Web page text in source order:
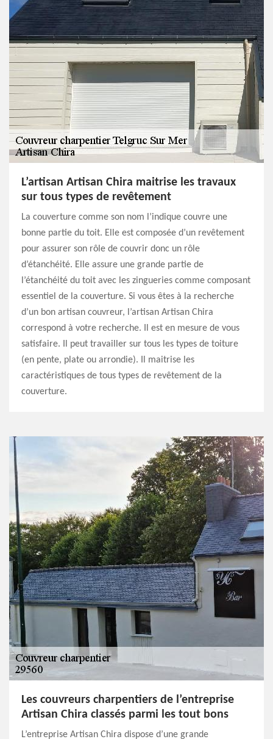
L’artisan Artisan Chira maitrise les travaux
sur tous types de revêtement
La couverture comme son nom l’indique couvre une
bonne partie du toit. Elle est composée d’un revêtement
pour assurer son rôle de couvrir donc un rôle
d’étanchéité. Elle assure une grande partie de
l’étanchéité du toit avec les zingueries comme composant
essentiel de la couverture. Si vous êtes à la recherche
d’un bon artisan couvreur, l’artisan Artisan Chira
correspond à votre recherche. Il est en mesure de vous
satisfaire. Il peut travailler sur tous les types de toiture
(en pente, plate ou arrondie). Il maitrise les
caractéristiques de tous types de revêtement de la
couverture.
Les couvreurs charpentiers de l’entreprise
Artisan Chira classés parmi les tout bons
L’entreprise Artisan Chira dispose d’une grande